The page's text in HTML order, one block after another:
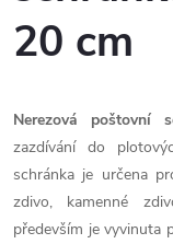
20 cm
Nerezová poštovní
zazdívání do
schránka je určena
zdivo, kamenné
především je vyvinuta